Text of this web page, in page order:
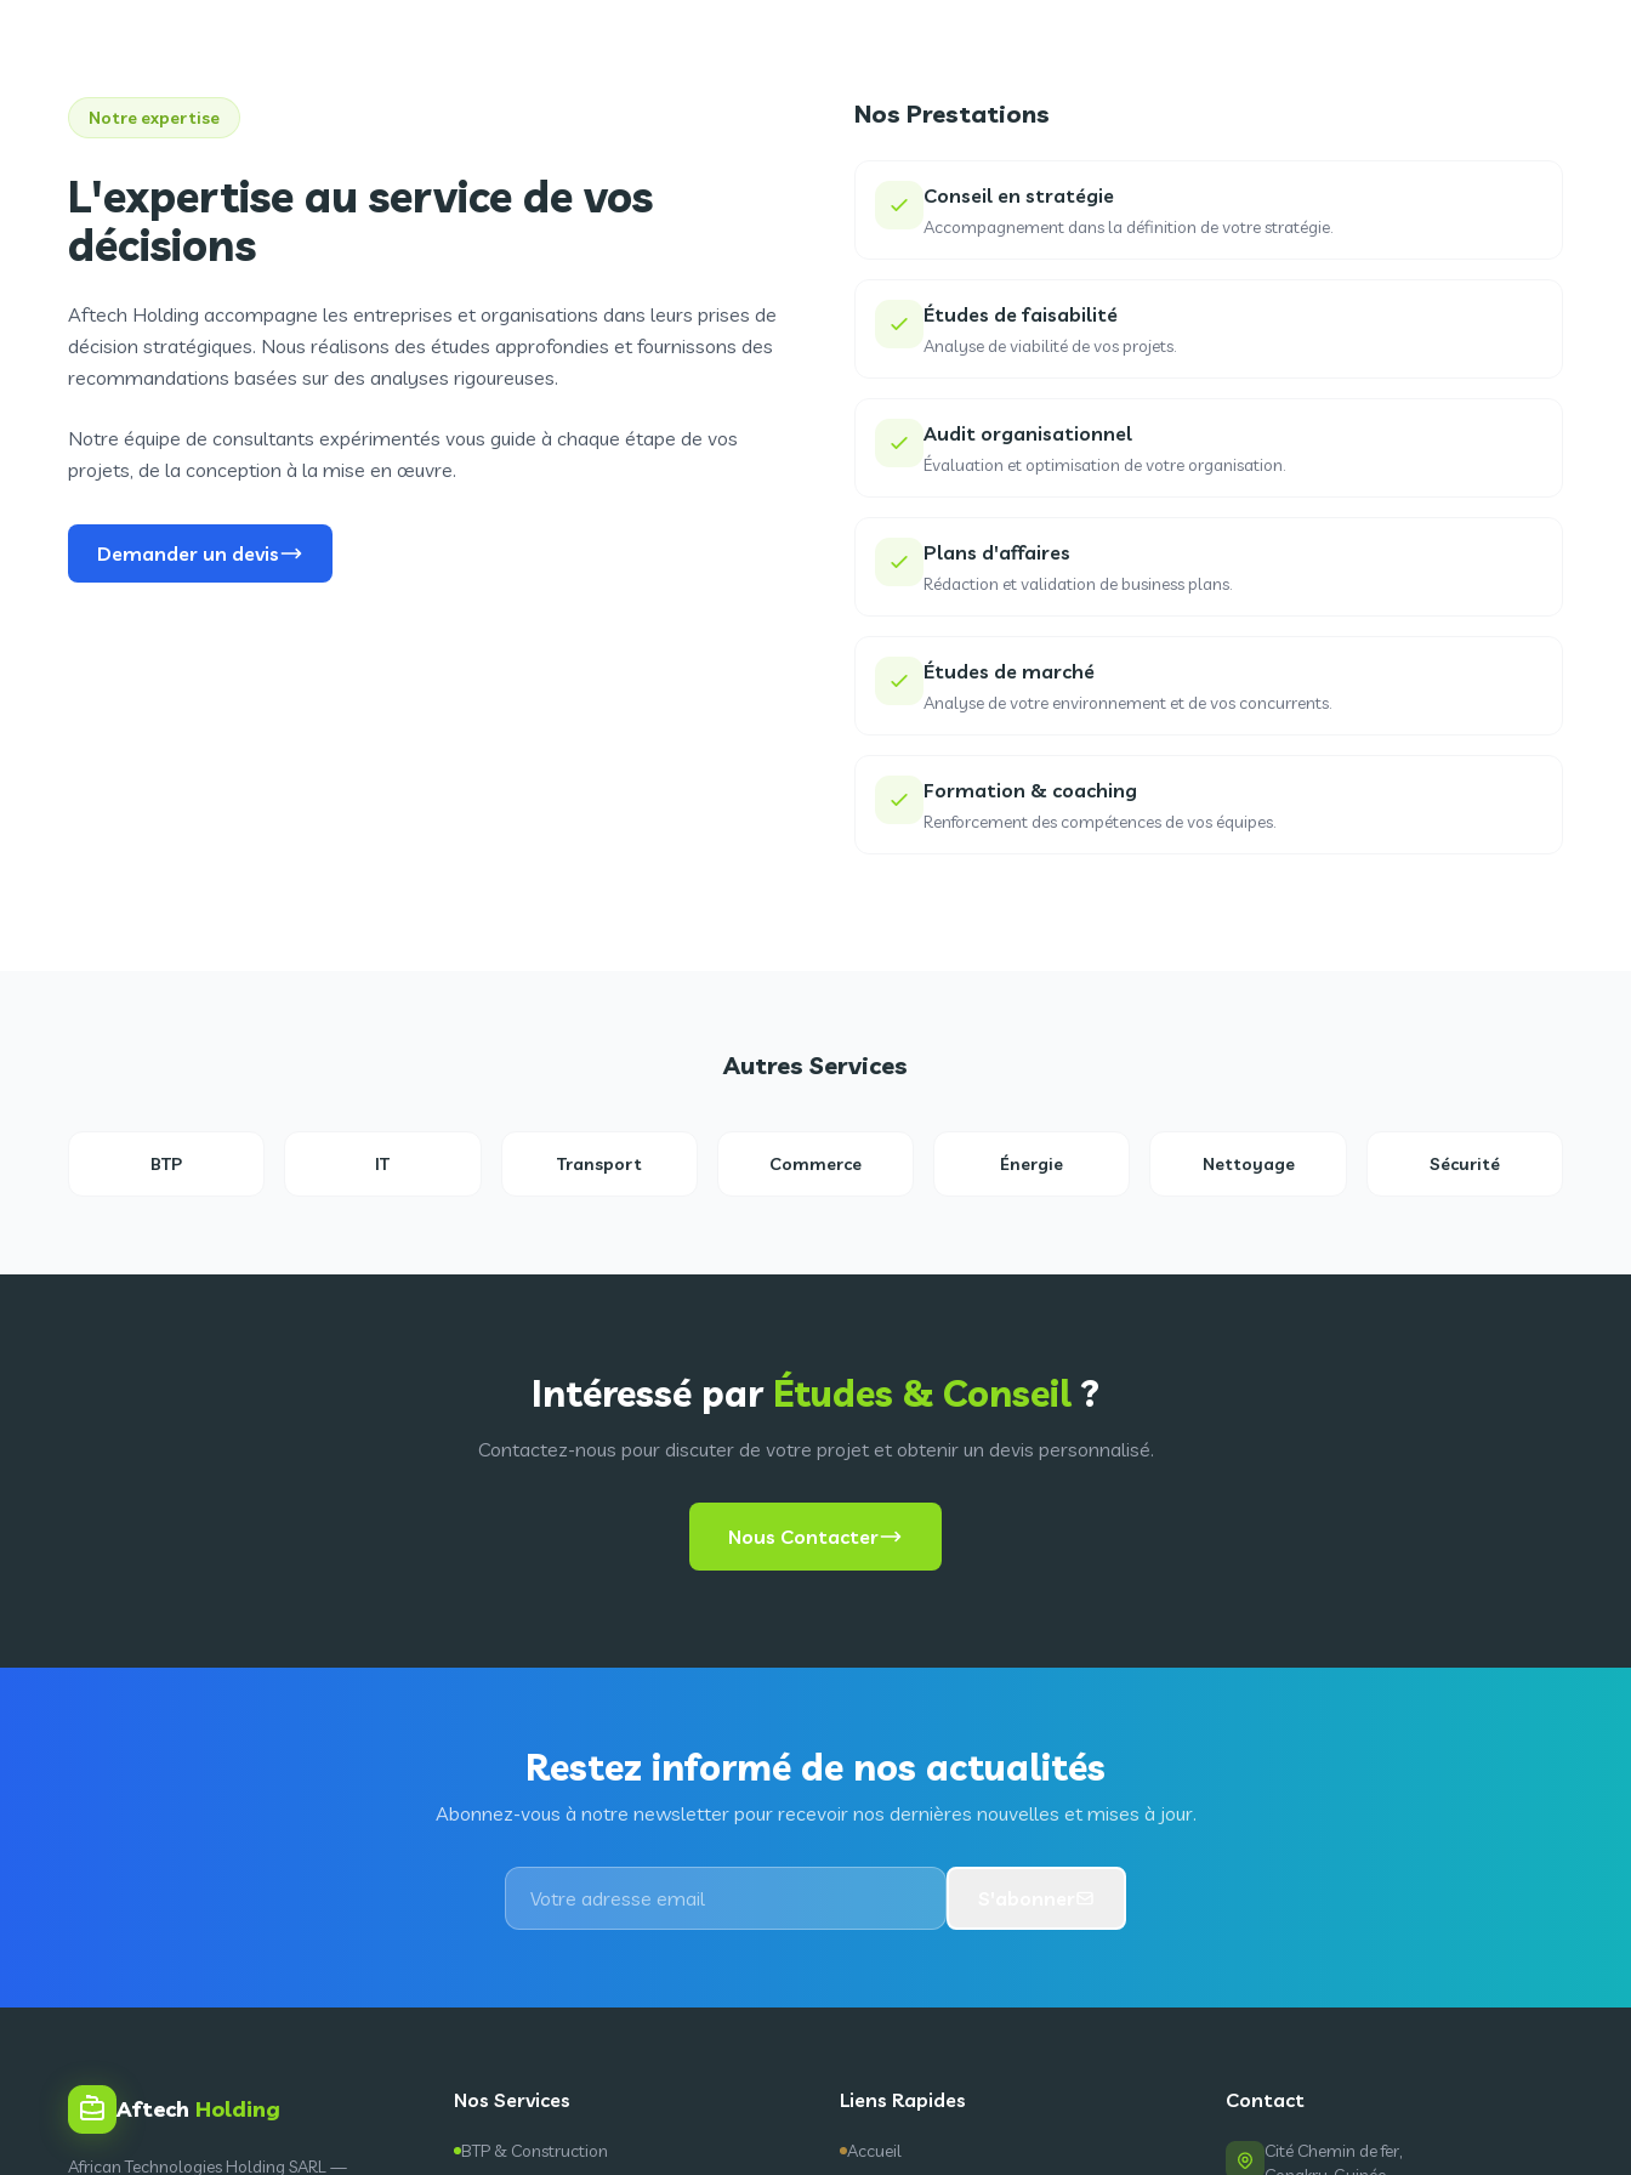
Notre expertise
L'expertise au service de vos
décisions
Aftech Holding accompagne les entreprises et organisations dans leurs prises de
décision stratégiques. Nous réalisons des études approfondies et fournissons des
recommandations basées sur des analyses rigoureuses.
Notre équipe de consultants expérimentés vous guide à chaque étape de vos
projets, de la conception à la mise en œuvre.
Demander un devis
Nos Prestations
Conseil en stratégie
Accompagnement dans la définition de votre stratégie.
Études de faisabilité
Analyse de viabilité de vos projets.
Audit organisationnel
Évaluation et optimisation de votre organisation.
Plans d'affaires
Rédaction et validation de business plans.
Études de marché
Analyse de votre environnement et de vos concurrents.
Formation & coaching
Renforcement des compétences de vos équipes.
Autres Services
BTP IT Transport Commerce Énergie Nettoyage Sécurité
Intéressé par Études & Conseil ?
Contactez-nous pour discuter de votre projet et obtenir un devis personnalisé.
Nous Contacter
Restez informé de nos actualités
Abonnez-vous à notre newsletter pour recevoir nos dernières nouvelles et mises à jour.
Aftech Holding
African Technologies Holding SARL —
Nos Services
BTP & Construction
Liens Rapides
Accueil
Contact
Cité Chemin de fer,